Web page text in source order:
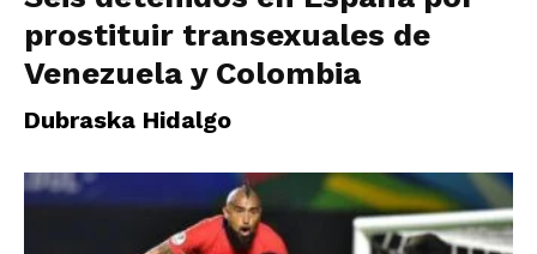
prostituir transexuales de
Venezuela y Colombia
Dubraska Hidalgo